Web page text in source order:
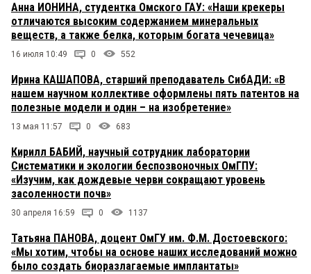
Анна ИОНИНА, студентка Омского ГАУ: «Наши крекеры
отличаются высоким содержанием минеральных
веществ, а также белка, которым богата чечевица»
16 июля 10:49 0 552
Ирина КАШАПОВА, старший преподаватель СибАДИ: «В
нашем научном коллективе оформлены пять патентов на
полезные модели и один – на изобретение»
13 мая 11:57 0 683
Кирилл БАБИЙ, научный сотрудник лаборатории
Систематики и экологии беспозвоночных ОмГПУ:
«Изучим, как дождевые черви сокращают уровень
засоленности почв»
30 апреля 16:59 0 1137
Татьяна ПАНОВА, доцент ОмГУ им. Ф.М. Достоевского:
«Мы хотим, чтобы на основе наших исследований можно
было создать биоразлагаемые имплантаты»